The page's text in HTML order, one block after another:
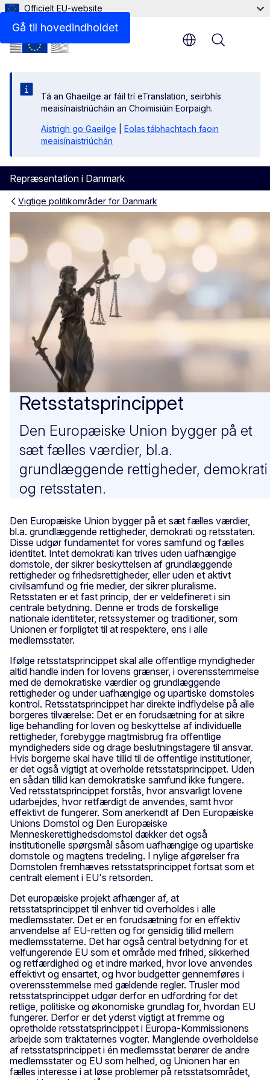
Gå til hovedindholdet
Officielt EU-website
Tá an Ghaeilge ar fáil trí eTranslation, seirbhís
meaisínaistriúcháin an Choimisiúin Eorpaigh.
Aistrigh go Gaeilge
Eolas tábhachtach faoin
meaisínaistriúchán
Repræsentation i Danmark
Menu
Vigtige politikområder for Danmark
Retsstatsprincippet
Retsstatsprincippet
Den Europæiske Union bygger på et
sæt fælles værdier, bl.a.
grundlæggende rettigheder, demokrati
og retsstaten.
Den Europæiske Union bygger på et sæt fælles værdier,
bl.a. grundlæggende rettigheder, demokrati og retsstaten.
Disse udgør fundamentet for vores samfund og fælles
identitet. Intet demokrati kan trives uden uafhængige
domstole, der sikrer beskyttelsen af grundlæggende
rettigheder og frihedsrettigheder, eller uden et aktivt
civilsamfund og frie medier, der sikrer pluralisme.
Retsstaten er et fast princip, der er veldefineret i sin
centrale betydning. Denne er trods de forskellige
nationale identiteter, retssystemer og traditioner, som
Unionen er forpligtet til at respektere, ens i alle
medlemsstater.
Ifølge retsstatsprincippet skal alle offentlige myndigheder
altid handle inden for lovens grænser, i overensstemmelse
med de demokratiske værdier og grundlæggende
rettigheder og under uafhængige og upartiske domstoles
kontrol. Retsstatsprincippet har direkte indflydelse på alle
borgeres tilværelse: Det er en forudsætning for at sikre
lige behandling for loven og beskyttelse af individuelle
rettigheder, forebygge magtmisbrug fra offentlige
myndigheders side og drage beslutningstagere til ansvar.
Hvis borgerne skal have tillid til de offentlige institutioner,
er det også vigtigt at overholde retsstatsprincippet. Uden
en sådan tillid kan demokratiske samfund ikke fungere.
Ved retsstatsprincippet forstås, hvor ansvarligt lovene
udarbejdes, hvor retfærdigt de anvendes, samt hvor
effektivt de fungerer. Som anerkendt af Den Europæiske
Unions Domstol og Den Europæiske
Menneskerettighedsdomstol dækker det også
institutionelle spørgsmål såsom uafhængige og upartiske
domstole og magtens tredeling. I nylige afgørelser fra
Domstolen fremhæves retsstatsprincippet fortsat som et
centralt element i EU's retsorden.
Det europæiske projekt afhænger af, at
retsstatsprincippet til enhver tid overholdes i alle
medlemsstater. Det er en forudsætning for en effektiv
anvendelse af EU-retten og for gensidig tillid mellem
medlemsstaterne. Det har også central betydning for et
velfungerende EU som et område med frihed, sikkerhed
og retfærdighed og et indre marked, hvor love anvendes
effektivt og ensartet, og hvor budgetter gennemføres i
overensstemmelse med gældende regler. Trusler mod
retsstatsprincippet udgør derfor en udfordring for det
retlige, politiske og økonomiske grundlag for, hvordan EU
fungerer. Derfor er det yderst vigtigt at fremme og
opretholde retsstatsprincippet i Europa-Kommissionens
arbejde som traktaternes vogter. Manglende overholdelse
af retsstatsprincippet i én medlemsstat berører de andre
medlemsstater og EU som helhed, og Unionen har en
fælles interesse i at løse problemer på retsstatsområdet,